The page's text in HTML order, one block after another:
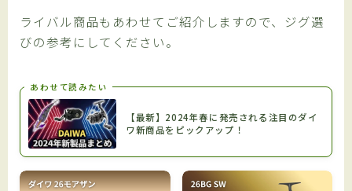
ライバル商品もあわせてご紹介しますので、ジグ選
びの参考にしてください。
あわせて読みたい
【最新】2024年春に発売される注目のダイ
ワ新商品をピックアップ！